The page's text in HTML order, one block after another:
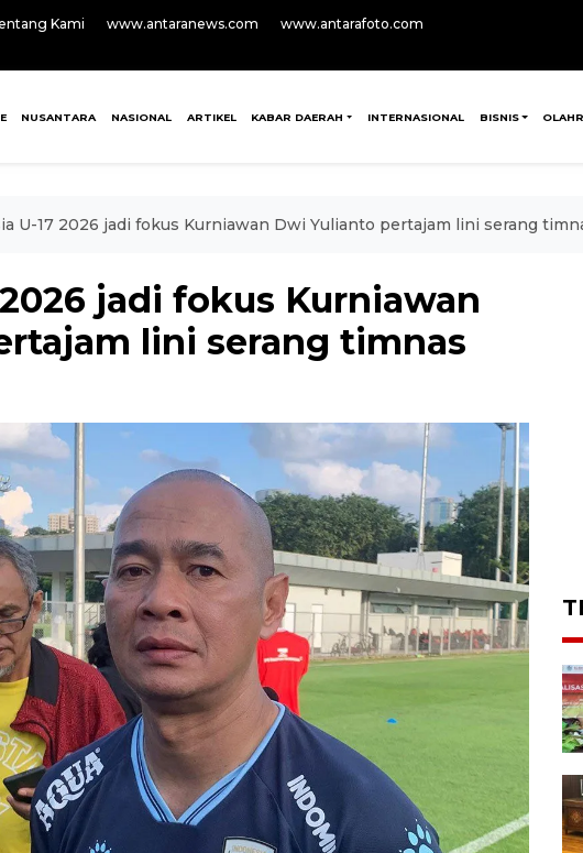
Kami www.antaranews.com
www.antarafoto.com
NUSANTARA NASIONAL ARTIKEL KABAR DAERAH INTERNASIONAL BISNIS
U-17 2026 jadi fokus Kurniawan Dwi Yulianto pertajam lini serang
jadi fokus Kurniawan
lini serang timnas